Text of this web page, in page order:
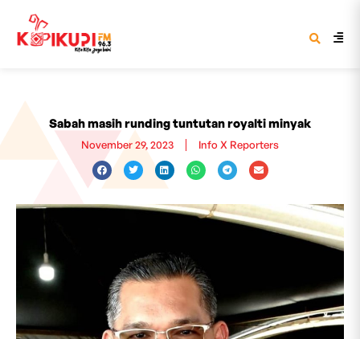
Sabah masih runding tuntutan royalti minyak
November 29, 2023 Info X Reporters